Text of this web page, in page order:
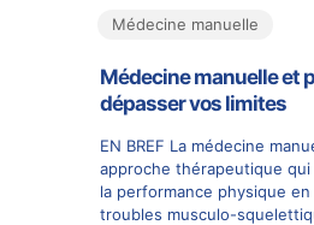
Médecine manuelle
Médecine manuelle et
dépasser vos limites
EN BREF La médecine
approche thérapeutique
la performance physique
troubles musculo-